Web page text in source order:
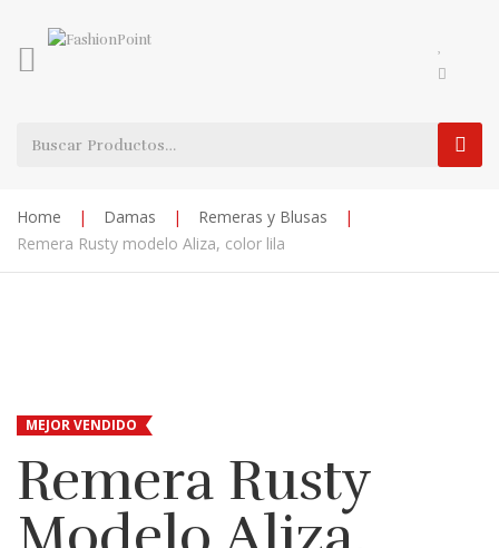
Home | Damas | Remeras y Blusas
|
Remera Rusty modelo Aliza, color lila
MEJOR VENDIDO
Remera Rusty